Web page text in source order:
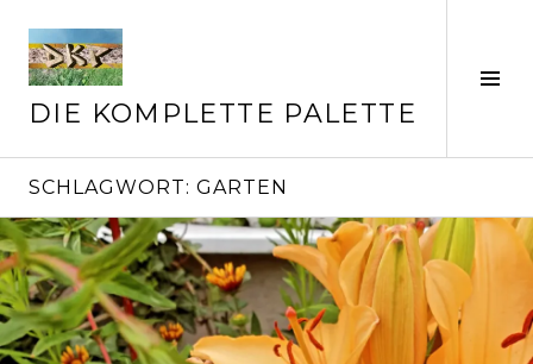
zum
Inhalt
DIE KOMPLETTE PALETTE
SCHLAGWORT: GARTEN